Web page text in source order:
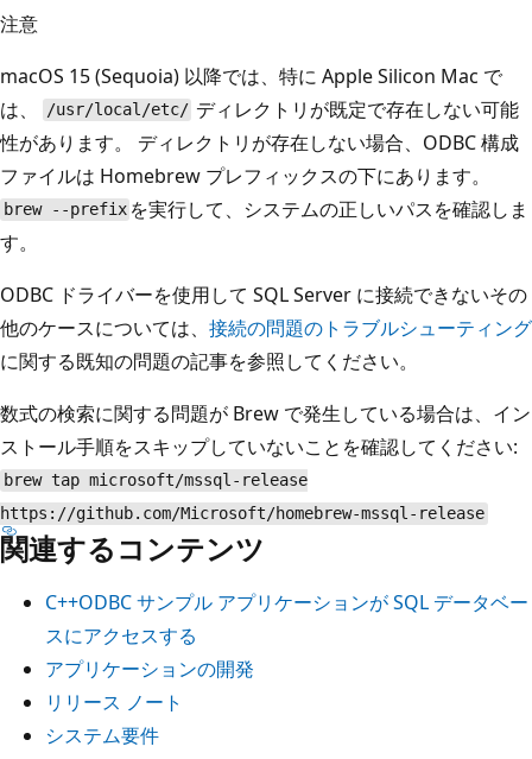
注意
macOS 15 (Sequoia) 以降では、特に Apple Silicon Mac で
は、
/usr/local/etc/ ディレクトリが既定で存在しない可能
性があります。 ディレクトリが存在しない場合、ODBC 構成
ファイルは Homebrew プレフィックスの下にあります。
brew --prefix を実行して、システムの正しいパスを確認しま
す。
ODBC ドライバーを使用して SQL Server に接続できないその
他のケースについては、 接続の問題のトラブルシューティング
に関する既知の問題の記事を参照してください。
数式の検索に関する問題が Brew で発生している場合は、イン
ストール手順をスキップしていないことを確認してください:
brew tap microsoft/mssql-release
https://github.com/Microsoft/homebrew-mssql-release
関連するコンテンツ
C++ODBC サンプル アプリケーションが SQL データベー
スにアクセスする
アプリケーションの開発
リリース ノート
システム要件